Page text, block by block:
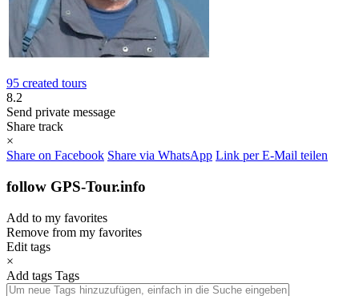
95 created tours
8.2
Send private message
Share track
×
Share on Facebook Share via WhatsApp Link per E-Mail teilen
follow GPS-Tour.info
Add to my favorites
Remove from my favorites
Edit tags
×
Add tags Tags